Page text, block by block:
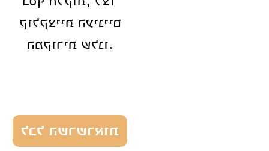
קולקציית העיניים
המקורית שלנו.
לכל השרשראות